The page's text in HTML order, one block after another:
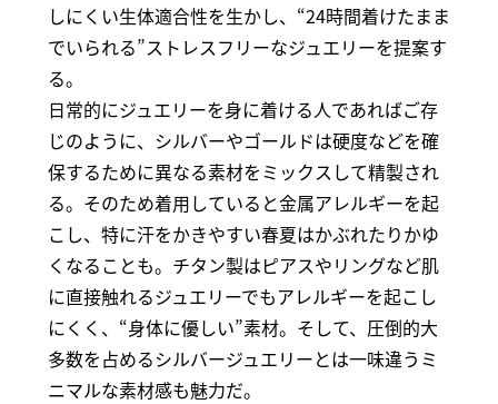
しにくい生体適合性を生かし、“24時間着けたまま
でいられる”ストレスフリーなジュエリーを提案す
る。
日常的にジュエリーを身に着ける人であればご存
じのように、シルバーやゴールドは硬度などを確
保するために異なる素材をミックスして精製され
る。そのため着用していると金属アレルギーを起
こし、特に汗をかきやすい春夏はかぶれたりかゆ
くなることも。チタン製はピアスやリングなど肌
に直接触れるジュエリーでもアレルギーを起こし
にくく、“身体に優しい”素材。そして、圧倒的大
多数を占めるシルバージュエリーとは一味違うミ
ニマルな素材感も魅力だ。